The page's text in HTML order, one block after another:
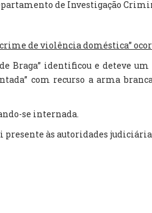
de Investigação
de violência doméstica”
Braga” identificou e deteve
com recurso a arma
se internada.
presente às autoridades